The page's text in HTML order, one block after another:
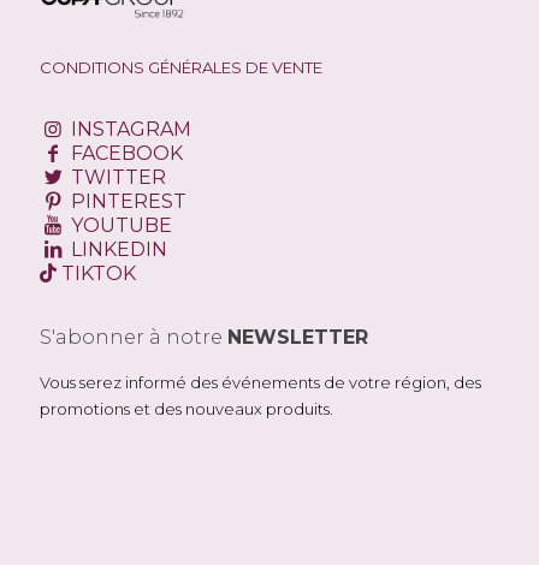
CONDITIONS GÉNÉRALES DE VENTE
INSTAGRAM
FACEBOOK
TWITTER
PINTEREST
YOUTUBE
LINKEDIN
TIKTOK
S'abonner à notre NEWSLETTER
Vous serez informé des événements de votre région, des
promotions et des nouveaux produits.